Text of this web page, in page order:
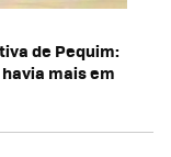
de Pequim:
mais em